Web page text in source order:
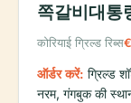
쪽갈비대통
कोरियाई ग्रिल्ड रिब्स
ऑर्डर करें: ग्रिल्ड
नरम, गंगबुक की